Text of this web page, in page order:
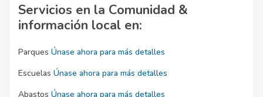
Servicios en la Comunidad &
información local en:
Parques Únase ahora para más detalles
Escuelas Únase ahora para más detalles
Abastos Únase ahora para más detalles